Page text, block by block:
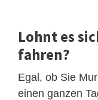
Lohnt es
fahren?
Egal, ob Sie
einen ganzen